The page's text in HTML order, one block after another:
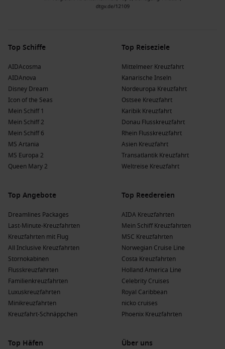
Top Schiffe
AIDAcosma
AIDAnova
Disney Dream
Icon of the Seas
Mein Schiff 1
Mein Schiff 2
Mein Schiff 6
MS Artania
MS Europa 2
Queen Mary 2
Top Reiseziele
Mittelmeer Kreuzfahrt
Kanarische Inseln
Nordeuropa Kreuzfahrt
Ostsee Kreuzfahrt
Karibik Kreuzfahrt
Donau Flusskreuzfahrt
Rhein Flusskreuzfahrt
Asien Kreuzfahrt
Transatlantik Kreuzfahrt
Weltreise Kreuzfahrt
Top Angebote
Dreamlines Packages
Last-Minute-Kreuzfahrten
Kreuzfahrten mit Flug
All Inclusive Kreuzfahrten
Stornokabinen
Flusskreuzfahrten
Familienkreuzfahrten
Luxuskreuzfahrten
Minikreuzfahrten
Kreuzfahrt-Schnäppchen
Top Reedereien
AIDA Kreuzfahrten
Mein Schiff Kreuzfahrten
MSC Kreuzfahrten
Norwegian Cruise Line
Costa Kreuzfahrten
Holland America Line
Celebrity Cruises
Royal Caribbean
nicko cruises
Phoenix Kreuzfahrten
Top Häfen
Über uns